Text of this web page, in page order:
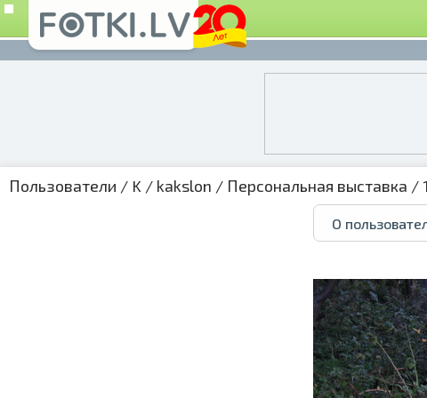
Пользователи / K / kakslon / Персональная выставка /
О